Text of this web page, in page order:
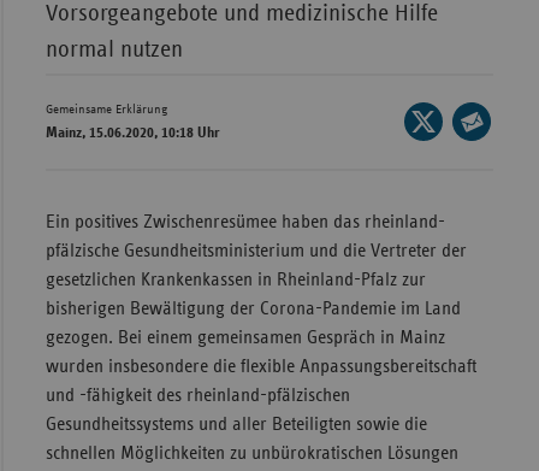
Vorsorgeangebote und medizinische Hilfe
normal nutzen
Gemeinsame Erklärung
Mainz, 15.06.2020, 10:18 Uhr
Seite
auf
Ein positives Zwischenresümee haben das rheinland-
pfälzische Gesundheitsministerium und die Vertreter der
gesetzlichen Krankenkassen in Rheinland-Pfalz zur
bisherigen Bewältigung der Corona-Pandemie im Land
gezogen. Bei einem gemeinsamen Gespräch in Mainz
wurden insbesondere die flexible Anpassungsbereitschaft
und -fähigkeit des rheinland-pfälzischen
Gesundheitssystems und aller Beteiligten sowie die
schnellen Möglichkeiten zu unbürokratischen Lösungen